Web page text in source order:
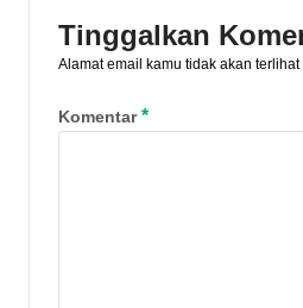
Tinggalkan
Alamat email kamu tidak akan
Komentar*